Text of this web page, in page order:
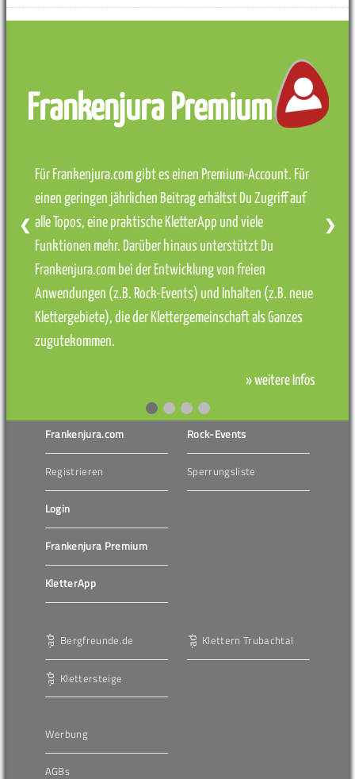
Frankenjura Premium
Für Frankenjura.com gibt es einen Premium-Account. Für
einen geringen jährlichen Beitrag erhältst Du Zugriff auf
alle Topos, eine praktische KletterApp und viele
Funktionen mehr. Darüber hinaus unterstützt Du
Frankenjura.com bei der Entwicklung von freien
Anwendungen (z.B. Rock-Events) und Inhalten (z.B. neue
Klettergebiete), die der Klettergemeinschaft als Ganzes
zugutekommen.
» weitere Infos
❮ ❯
Frankenjura.com
Registrieren
Login
Frankenjura Premium
KletterApp
Rock-Events
Sperrungsliste
Bergfreunde.de
Klettersteige
Klettern Trubachtal
Werbung
AGBs